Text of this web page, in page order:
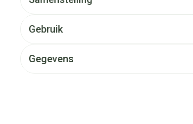
Gebruik
Gegevens